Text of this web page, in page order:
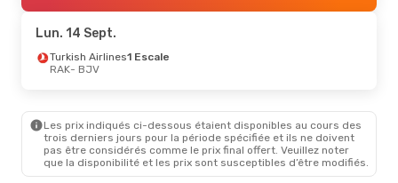
1 Escale
BJV - RAK
Mar. 29 Sept.
Turkish Airlines
1 Escale
BJV- RAK
Mar. 25 Août- Mer. 2 Sept.
Lun. 14 Sept.
Turkish Airlines1 Escale
RAK- BJV
Les prix indiqués ci-dessous étaient disponibles au cours des
trois derniers jours pour la période spécifiée et ils ne doivent
pas être considérés comme le prix final offert. Veuillez noter
que la disponibilité et les prix sont susceptibles d’être modifiés.